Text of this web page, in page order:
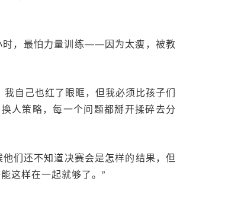
时，最怕力量训练——因为太瘦，被教
自己也红了眼眶，但我必须比孩子们
人策略，每一个问题都掰开揉碎去分
们还不知道决赛会是怎样的结果，但
这样在一起就够了。”